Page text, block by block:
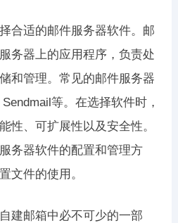
合适的邮件服务器软件。邮
务器上的应用程序，负责处
和管理。常见的邮件服务器
等。在选择软件时，
性、可扩展性以及安全性。
务器软件的配置和管理方
文件的使用。
建邮箱中必不可少的一部